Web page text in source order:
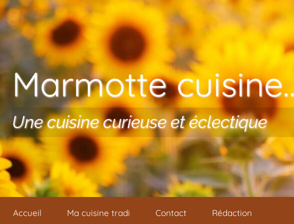
Aller au contenu
Marmotte
Une cuisine curieuse et éclectique
Accueil Ma cuisine tradi Contact Rédaction